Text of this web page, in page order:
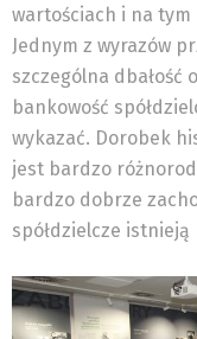
wartościach i na tym
Jednym z wyrazów
szczególna dbałość
bankowość
wykazać. Dorobek
jest bardzo
bardzo dobrze
spółdzielcze